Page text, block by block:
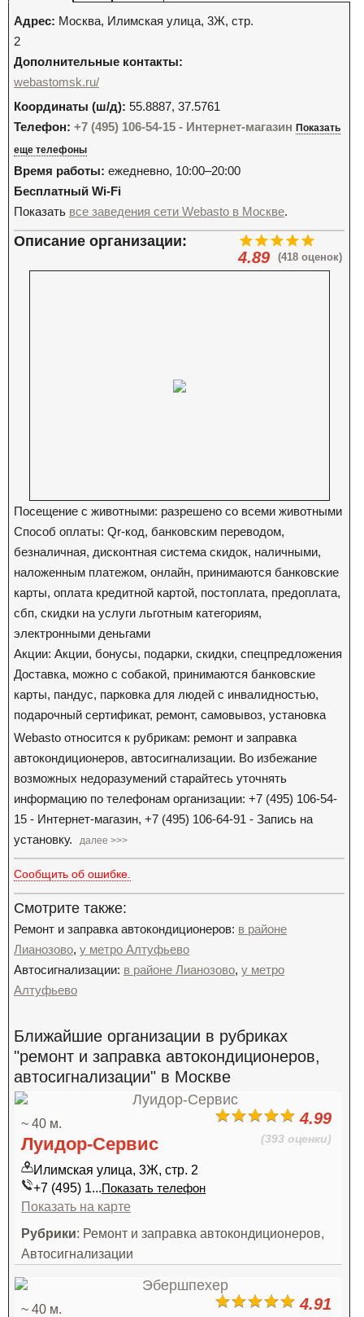
Адрес: Москва, Илимская улица, 3Ж, стр.
2
Дополнительные контакты:
webastomsk.ru/
Координаты (ш/д): 55.8887, 37.5761
Телефон: +7 (495) 106-54-15 - Интернет-магазин Показать
еще телефоны
Время работы: ежедневно, 10:00–20:00
Бесплатный Wi-Fi
Показать все заведения сети Webasto в Москве.
(418 оценок)
4.89
Описание организации:
Посещение с животными: разрешено со всеми животными
Способ оплаты: Qr-код, банковским переводом,
безналичная, дисконтная система скидок, наличными,
наложенным платежом, онлайн, принимаются банковские
карты, оплата кредитной картой, постоплата, предоплата,
сбп, скидки на услуги льготным категориям,
электронными деньгами
Акции: Акции, бонусы, подарки, скидки, спецпредложения
Доставка, можно с собакой, принимаются банковские
карты, пандус, парковка для людей с инвалидностью,
подарочный сертификат, ремонт, самовывоз, установка
Webasto относится к рубрикам: ремонт и заправка
автокондиционеров, автосигнализации. Во избежание
возможных недоразумений старайтесь уточнять
информацию по телефонам организации: +7 (495) 106-54-
15 - Интернет-магазин, +7 (495) 106-64-91 - Запись на
установку.
далее >>>
Сообщить об ошибке.
Смотрите также:
Ремонт и заправка автокондиционеров: в районе
Лианозово, у метро Алтуфьево
Автосигнализации: в районе Лианозово, у метро
Алтуфьево
Ближайшие организации в рубриках
"ремонт и заправка автокондиционеров,
автосигнализации" в Москве
4.99
(393 оценки)
~ 40 м.
Луидор-Сервис
Илимская улица, 3Ж, стр. 2
+7 (495) 1...Показать телефон
Показать на карте
Рубрики: Ремонт и заправка автокондиционеров,
Автосигнализации
4.91
~ 40 м.